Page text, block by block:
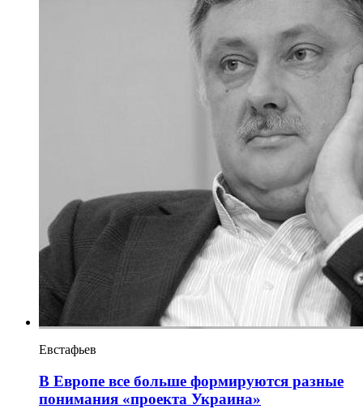
Евстафьев
В Европе все больше формируются разные
понимания «проекта Украина»